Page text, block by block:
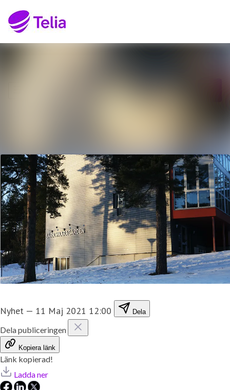
Nyhet — 11 Maj 2021 12:00 Dela
Dela publiceringen
Kopiera länk
Länk kopierad!
Ladda ner